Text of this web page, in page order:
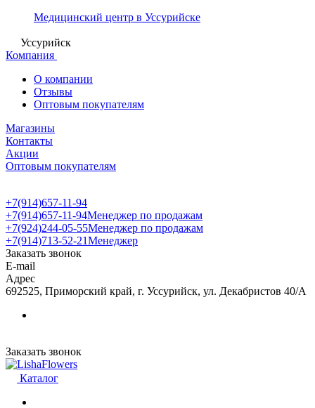
Медицинский центр в Уссурийске
Уссурийск
Компания
О компании
Отзывы
Оптовым покупателям
Магазины
Контакты
Акции
Оптовым покупателям
+7(914)657-11-94
+7(914)657-11-94Менеджер по продажам
+7(924)244-05-55Менеджер по продажам
+7(914)713-52-21Менеджер
Заказать звонок
E-mail
Адрес
692525, Приморский край, г. Уссурийск, ул. Декабристов 40/А
Заказать звонок
Каталог